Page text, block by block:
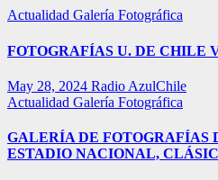
Actualidad Galería Fotográfica
FOTOGRAFÍAS U. DE CHILE
May 28, 2024 Radio AzulChile
Actualidad Galería Fotográfica
GALERÍA DE FOTOGRAFÍAS
ESTADIO NACIONAL,